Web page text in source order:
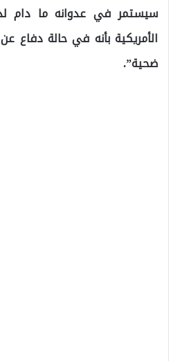
سيستمر في عدوانه ما دام
الأمريكية بأنه في حالة دفاع
ضحية”.